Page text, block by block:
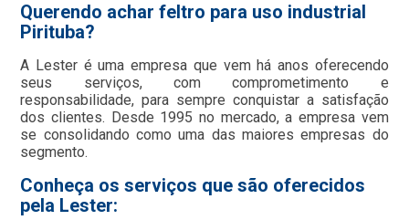
Querendo achar feltro para uso industrial
Pirituba?
A Lester é uma empresa que vem há anos oferecendo
seus serviços, com comprometimento e
responsabilidade, para sempre conquistar a satisfação
dos clientes. Desde 1995 no mercado, a empresa vem
se consolidando como uma das maiores empresas do
segmento.
Conheça os serviços que são oferecidos
pela Lester: